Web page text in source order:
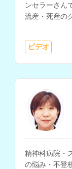
ンセラーさん
流産・死産の
ビデオ
精神科病院・
の悩み・不登